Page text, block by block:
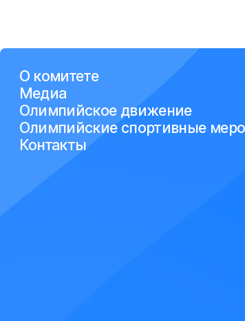
О комитете
Медиа
Олимпийское движение
Олимпийские спортивные
Контакты